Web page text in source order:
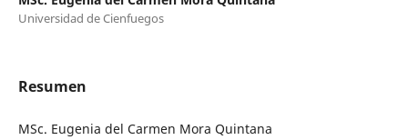
Universidad de Cienfuegos
Resumen
MSc. Eugenia del Carmen Mora Quintana